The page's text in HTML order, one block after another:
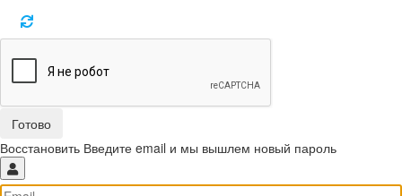
Восстановить Введите email и мы вышлем новый пароль